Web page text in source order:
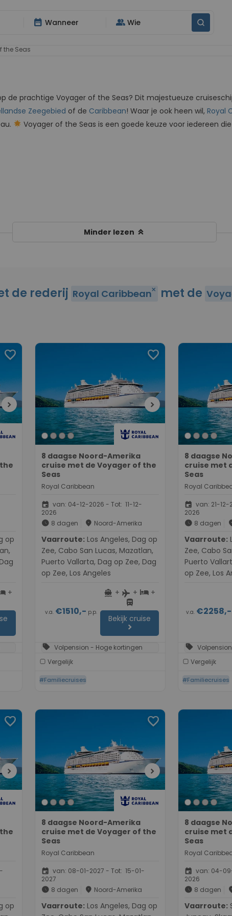
date_range Wanneer group Wie
Seas
de prachtige Voyager of the Seas? Dit majestueuze
Zeegebied of de Caribbean! Waar je ook heen wil, Royal
Voyager of the Seas is een goede keuze voor iedereen
Minder lezen keyboard_double_arrow_up
de rederij Royal Caribbeanclose met de
favorite
chevron_right
+
favorite
chevron_right
8 daagse Noord-Amerika
cruise met de Voyager of the
Seas
Royal Caribbean
event van: 04-12-2026 - Tot: 11-12-
2026
schedule 8 dagen place Noord-Amerika
Vaarroute:
Zee, Cabo San Lucas, Mazatlan,
Puerto Vallarta, Dag op Zee, Dag
op Zee, Los Angeles
v.a.€1510,- p.p.
directions_boat + flight + hotel +
directions_bus
Bekijk cruise
chevron_right
sell Volpension - Hoge kortingen
Vergelijk
#Familiecruises
8 daagse
cruise met
Seas
Royal
event van: 21-
2026
schedule 8 dagen
Vaarroute:
Zee, Cabo
Puerto
op Zee, Los
v.a.€2258,-
sell
Vergelijk
#Familiecruises
favorite
chevron_right
favorite
chevron_right
8 daagse Noord-Amerika
cruise met de Voyager of the
Seas
Royal Caribbean
event van: 08-01-2027 - Tot: 15-01-
2027
schedule 8 dagen place Noord-Amerika
Vaarroute:
8 daagse
cruise met
Seas
Royal
event van: 04-
2026
schedule 8 dagen
Vaarroute: